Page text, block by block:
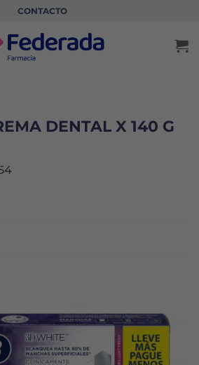
CONTACTO
DENTAL X 140 G